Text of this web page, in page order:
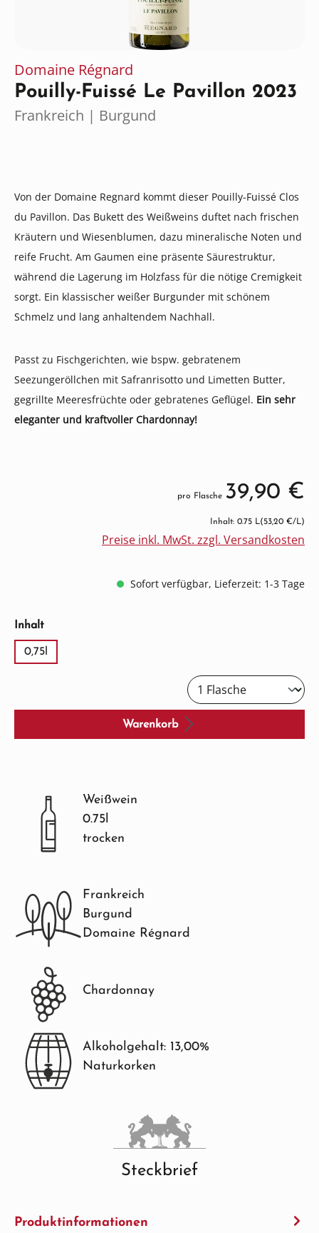
Domaine Régnard
Pouilly-Fuissé Le Pavillon 2023
Frankreich | Burgund
Von der Domaine Regnard kommt dieser Pouilly-Fuissé Clos
du Pavillon. Das Bukett des Weißweins duftet nach frischen
Kräutern und Wiesenblumen, dazu mineralische Noten und
reife Frucht. Am Gaumen eine präsente Säurestruktur,
während die Lagerung im Holzfass für die nötige Cremigkeit
sorgt. Ein klassischer weißer Burgunder mit schönem
Schmelz und lang anhaltendem Nachhall.
Passt zu Fischgerichten, wie bspw. gebratenem
Seezungeröllchen mit Safranrisotto und Limetten Butter,
gegrillte Meeresfrüchte oder gebratenes Geflügel. Ein sehr
eleganter und kraftvoller Chardonnay!
pro Flasche 39,90 €
Inhalt: 0.75 L(53,20 €/L)
Preise inkl. MwSt. zzgl. Versandkosten
Sofort verfügbar, Lieferzeit: 1-3 Tage
Inhaltauswählen
0,75l
Warenkorb
Weißwein
0.75l
trocken
Frankreich
Burgund
Domaine Régnard
Chardonnay
Alkoholgehalt: 13,00%
Naturkorken
Steckbrief
Produktinformationen